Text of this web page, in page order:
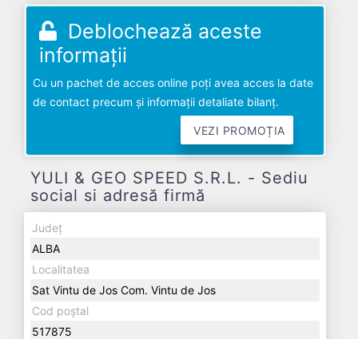
Deblochează aceste
informații
Cu un pachet de acces online poți avea acces la date
de contact precum și informații detaliate bilanț.
VEZI PROMOȚIA
YULI & GEO SPEED S.R.L. - Sediu
social si adresă firmă
Județ
ALBA
Localitatea
Sat Vintu de Jos Com. Vintu de Jos
Cod poștal
517875